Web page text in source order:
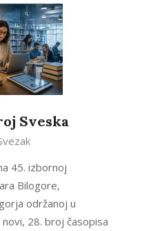
Sveska
45. izbornoj
Bilogore,
održanoj u
28. broj časopisa